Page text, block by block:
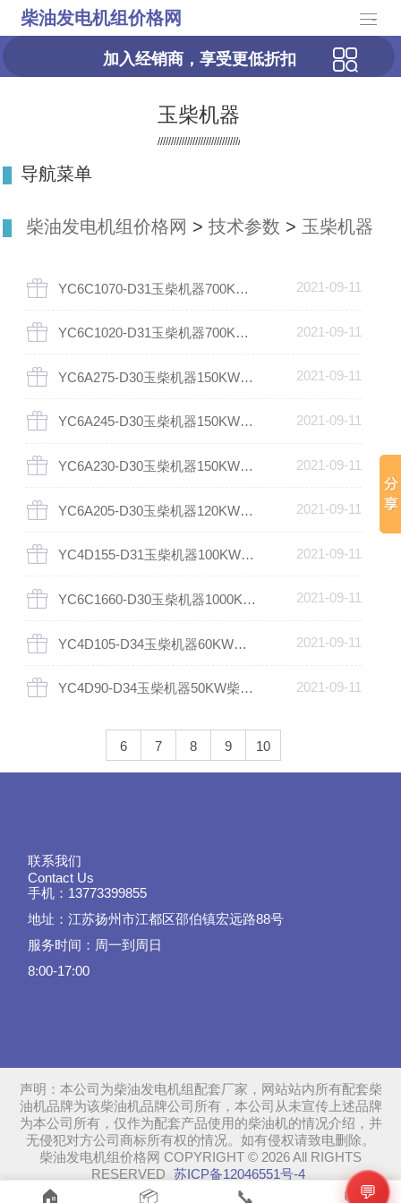
柴油发电机组价格网 -
加入经销商，享受更低折扣
玉柴机器
导航菜单
柴油发电机组价格网 >技术参数 > 玉柴机器
YC6C1070-D31玉柴机器700KW柴油发电机组 2021-09-11
YC6C1020-D31玉柴机器700KW柴油发电机组 2021-09-11
YC6A275-D30玉柴机器150KW柴油发电机组 2021-09-11
YC6A245-D30玉柴机器150KW柴油发电机组 2021-09-11
YC6A230-D30玉柴机器150KW柴油发电机组 2021-09-11
YC6A205-D30玉柴机器120KW柴油发电机组 2021-09-11
YC4D155-D31玉柴机器100KW柴油发电机组 2021-09-11
YC6C1660-D30玉柴机器1000KW柴油发电机组 2021-09-11
YC4D105-D34玉柴机器60KW柴油发电机组 2021-09-11
YC4D90-D34玉柴机器50KW柴油发电机组 2021-09-11
6 7 8 9 10
联系我们
Contact Us
手机：13773399855
地址：江苏扬州市江都区邵伯镇宏远路88号
服务时间：周一到周日
8:00-17:00
🏠 📦 📞 💬
声明：本公司为柴油发电机组配套厂家，网站站内所有配套柴
油机品牌为该柴油机品牌公司所有，本公司从未宣传上述品牌
为本公司所有，仅作为配套产品使用的柴油机的情况介绍，并
无侵犯对方公司商标所有权的情况。如有侵权请致电删除。
柴油发电机组价格网 COPYRIGHT © 2026 All RIGHTS
RESERVED 苏ICP备12046551号-4
💬